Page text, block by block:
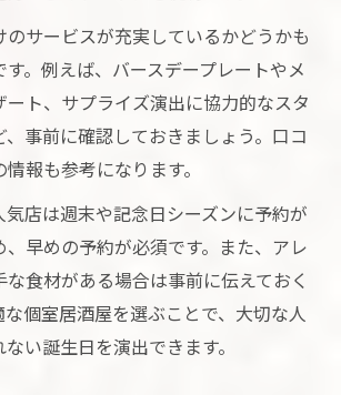
サービスが充実しているかどうかも
。例えば、バースデープレートやメ
ート、サプライズ演出に協力的なスタ
、事前に確認しておきましょう。口コ
報も参考になります。
店は週末や記念日シーズンに予約が
早めの予約が必須です。また、アレ
食材がある場合は事前に伝えておく
な個室居酒屋を選ぶことで、大切な人
い誕生日を演出できます。